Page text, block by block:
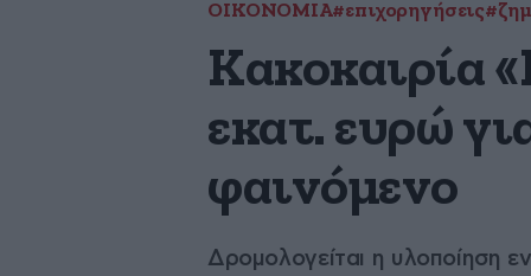
ΟΙΚΟΝΟΜΙΑ#επιχορηγήσεις
Κακοκαιρία
εκατ. ευρώ
φαινόμενο
Δρομολογείται η υλοποίηση